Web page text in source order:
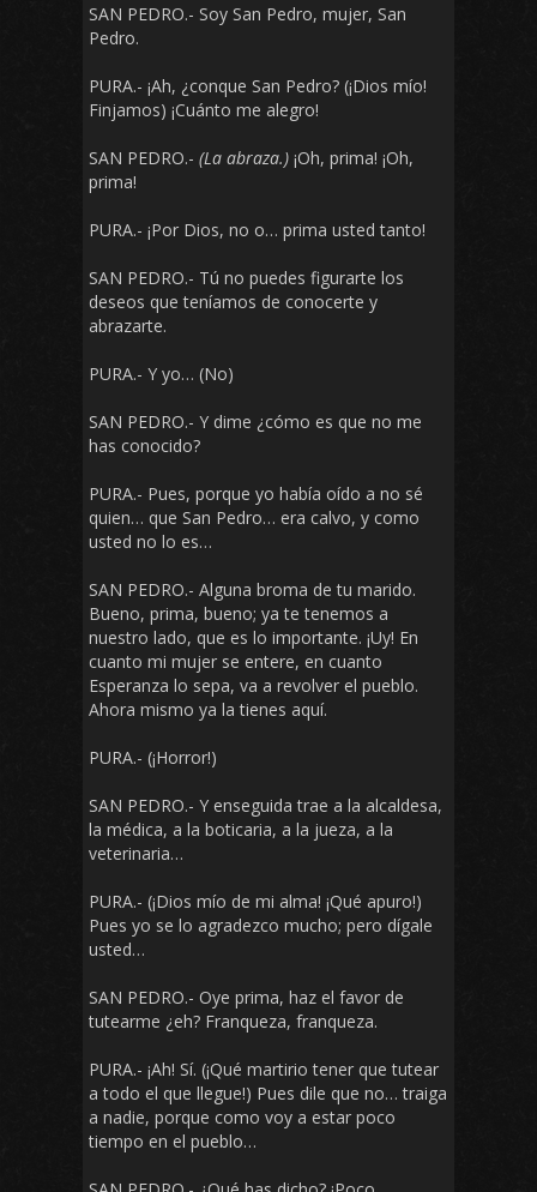
SAN PEDRO.- Soy San Pedro, mujer, San
Pedro.
PURA.- ¡Ah, ¿conque San Pedro? (¡Dios mío!
Finjamos) ¡Cuánto me alegro!
SAN PEDRO.- (La abraza.) ¡Oh, prima! ¡Oh,
prima!
PURA.- ¡Por Dios, no o… prima usted tanto!
SAN PEDRO.- Tú no puedes figurarte los
deseos que teníamos de conocerte y
abrazarte.
PURA.- Y yo… (No)
SAN PEDRO.- Y dime ¿cómo es que no me
has conocido?
PURA.- Pues, porque yo había oído a no sé
quien… que San Pedro… era calvo, y como
usted no lo es…
SAN PEDRO.- Alguna broma de tu marido.
Bueno, prima, bueno; ya te tenemos a
nuestro lado, que es lo importante. ¡Uy! En
cuanto mi mujer se entere, en cuanto
Esperanza lo sepa, va a revolver el pueblo.
Ahora mismo ya la tienes aquí.
PURA.- (¡Horror!)
SAN PEDRO.- Y enseguida trae a la alcaldesa,
la médica, a la boticaria, a la jueza, a la
veterinaria…
PURA.- (¡Dios mío de mi alma! ¡Qué apuro!)
Pues yo se lo agradezco mucho; pero dígale
usted…
SAN PEDRO.- Oye prima, haz el favor de
tutearme ¿eh? Franqueza, franqueza.
PURA.- ¡Ah! Sí. (¡Qué martirio tener que tutear
a todo el que llegue!) Pues dile que no… traiga
a nadie, porque como voy a estar poco
tiempo en el pueblo…